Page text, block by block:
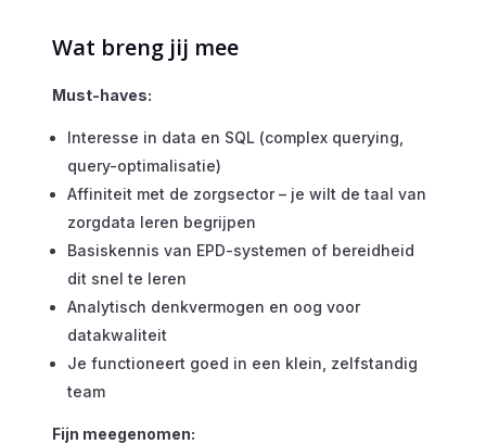
Wat breng jij mee
Must-haves:
Interesse in data en SQL (complex querying,
query-optimalisatie)
Affiniteit met de zorgsector – je wilt de taal van
zorgdata leren begrijpen
Basiskennis van EPD-systemen of bereidheid
dit snel te leren
Analytisch denkvermogen en oog voor
datakwaliteit
Je functioneert goed in een klein, zelfstandig
team
Fijn meegenomen: